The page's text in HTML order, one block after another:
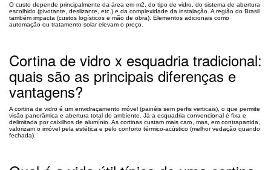
O custo depende principalmente da área em m2, do tipo de vidro, do sistema de abertura
escolhido (pivotante, deslizante, etc.) e da complexidade da instalação. A região do Brasil
também impacta (custos logísticos e mão de obra). Elementos adicionais como
automação ou tratamento solar elevam o preço.
Cortina de vidro x esquadria tradicional:
quais são as principais diferenças e
vantagens?
A cortina de vidro é um envidraçamento móvel (painéis sem perfis verticais), o que permite
visão panorâmica e abertura total do ambiente. Já a esquadria convencional é fixa e
delimitada por caixilhos de alumínio. As cortinas custam mais caro, mas, em contrapartida,
valorizam o imóvel pela estética e pelo conforto térmico-acústico (melhor vedação quando
fechada).